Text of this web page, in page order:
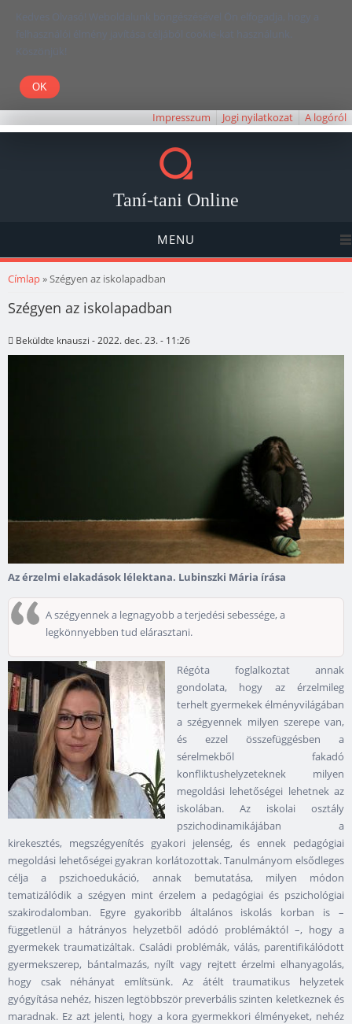
Kedves Olvasó! Weboldalunk böngészésével Ön elfogadja, hogy a
felhasználói élmény javítása céljából cookie-kat használunk.
Köszönjük!
Impresszum Jogi nyilatkozat A logóról
Taní-tani Online
MENU
Jelenlegi hely
Címlap» Szégyen az iskolapadban
Szégyen az iskolapadban
Beküldte knauszi - 2022. dec. 23. - 11:26
Az érzelmi elakadások lélektana. Lubinszki Mária írása
A szégyennek a legnagyobb a terjedési sebessége, a
legkönnyebben tud elárasztani.
Régóta foglalkoztat annak
gondolata, hogy az érzelmileg
terhelt gyermekek élményvilágában
a szégyennek milyen szerepe van,
és ezzel összefüggésben a
sérelmekből fakadó
konfliktushelyzeteknek milyen
megoldási lehetőségei lehetnek az
iskolában. Az iskolai osztály
pszichodinamikájában a
kirekesztés, megszégyenítés gyakori jelenség, és ennek pedagógiai
megoldási lehetőségei gyakran korlátozottak. Tanulmányom elsődleges
célja a pszichoedukáció, annak bemutatása, milyen módon
tematizálódik a szégyen mint érzelem a pedagógiai és pszichológiai
szakirodalomban. Egyre gyakoribb általános iskolás korban is –
függetlenül a hátrányos helyzetből adódó problémáktól –, hogy a
gyermekek traumatizáltak. Családi problémák, válás, parentifikálódott
gyermekszerep, bántalmazás, nyílt vagy rejtett érzelmi elhanyagolás,
hogy csak néhányat említsünk. Az átélt traumatikus helyzetek
gyógyítása nehéz, hiszen legtöbbször preverbális szinten keletkeznek és
maradnak. Ez azt jelenti, hogy a kora gyermekkori élményeket, nehéz